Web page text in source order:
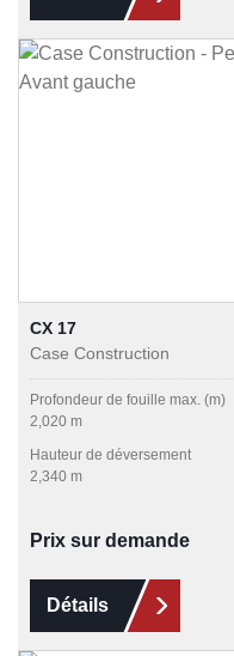
CX 17
Case Construction
Profondeur de fouille max. (m)
2,020 m
Hauteur de déversement
2,340 m
Prix sur demande
Détails